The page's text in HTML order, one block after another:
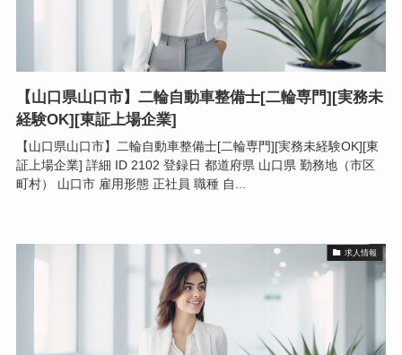
【山口県山口市】二輪自動車整備士[二輪専門][実務未
経験OK][東証上場企業]
【山口県山口市】二輪自動車整備士[二輪専門][実務未経験OK][東
証上場企業] 詳細 ID 2102 登録日 都道府県 山口県 勤務地（市区
町村） 山口市 雇用形態 正社員 職種 自...
求人情報